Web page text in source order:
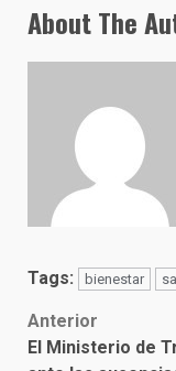
About The
Tags: bienestar
Post
Anterior
El Ministerio de